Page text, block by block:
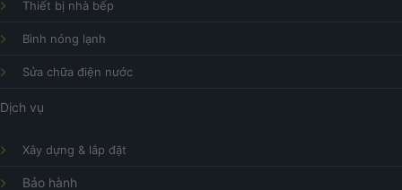
Thiết bị nhà bếp
Bình nóng lạnh
Sửa chữa điện nước
Dịch vụ
Xây dựng & lắp đặt
Bảo hành